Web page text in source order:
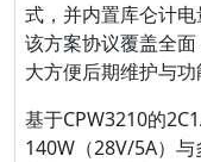
式，并内置库仑计电
该方案协议覆盖全
大方便后期维护与功
基于CPW3210的
140W（28V/5A）